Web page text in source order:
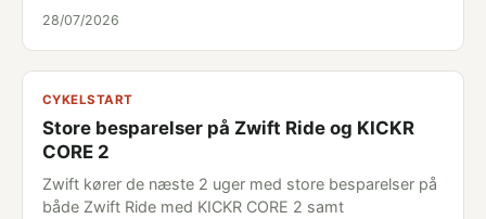
28/07/2026
CYKELSTART
Store besparelser på Zwift Ride og KICKR
CORE 2
Zwift kører de næste 2 uger med store besparelser på
både Zwift Ride med KICKR CORE 2 samt